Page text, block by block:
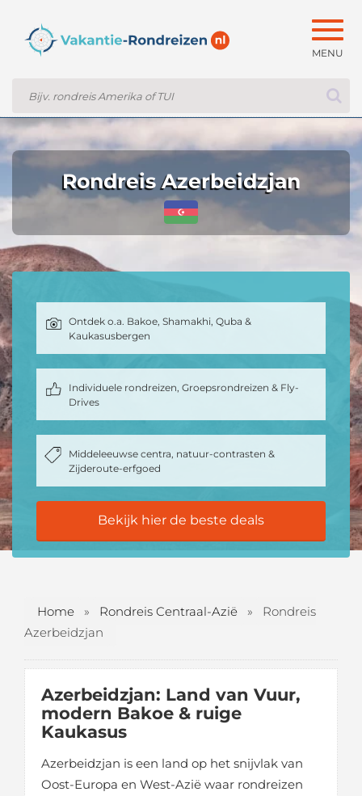
Rondreis Azerbeidzjan
Ontdek o.a. Bakoe, Shamakhi, Quba &
Kaukasusbergen
Individuele rondreizen, Groepsrondreizen & Fly-
Drives
Middeleeuwse centra, natuur-contrasten &
Zijderoute-erfgoed
Bekijk hier de beste deals
Home » Rondreis Centraal-Azië »
Rondreis
Azerbeidzjan
Azerbeidzjan: Land van Vuur,
modern Bakoe & ruige
Kaukasus
Azerbeidzjan is een land op het snijvlak van
Oost-Europa en West-Azië waar rondreizen